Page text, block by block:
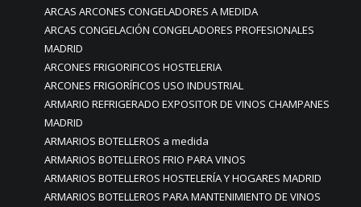
ARCAS ARCONES CONGELADORES A MEDIDA
ARCAS CONGELACIÓN CONGELADORES PROFESIONALES
MADRID
ARCONES FRIGORIFICOS HOSTELERIA
ARCONES FRIGORÍFICOS USO INDUSTRIAL
ARMARIO REFRIGERADO EXPOSITOR DE VINOS CHAMPANES
MADRID
ARMARIOS BOTELLEROS a medida
ARMARIOS BOTELLEROS FRIO PARA VINOS
ARMARIOS BOTELLEROS HOSTELERÍA Y HOGARES MADRID
ARMARIOS BOTELLEROS PARA MANTENIMIENTO DE VINOS